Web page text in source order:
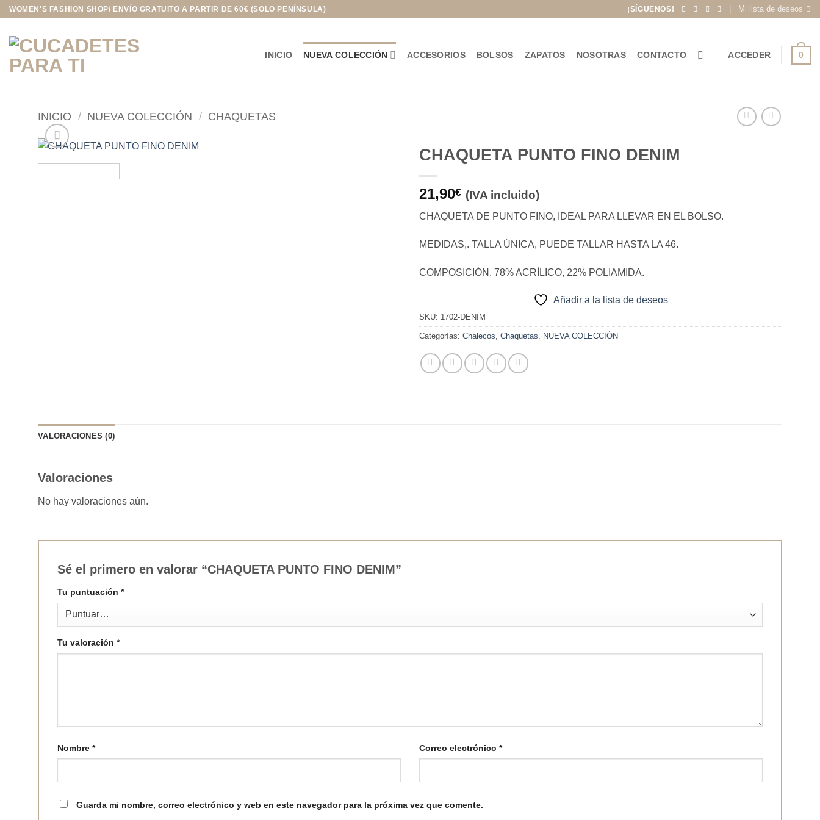
Saltar
contenido
WOMEN'S FASHION SHOP/ ENVÍO GRATUITO A PARTIR DE 60€ (SOLO PENÍNSULA) ¡SÍGUENOS! Mi lista de deseos
INICIO NUEVA COLECCIÓN ACCESORIOS BOLSOS ZAPATOS NOSOTRAS CONTACTO ACCEDER 0
INICIO / NUEVA COLECCIÓN / CHAQUETAS
CHAQUETA PUNTO FINO DENIM
21,90€ (IVA incluido)
CHAQUETA DE PUNTO FINO, IDEAL PARA LLEVAR EN EL BOLSO.
MEDIDAS,. TALLA ÚNICA, PUEDE TALLAR HASTA LA 46.
COMPOSICIÓN. 78% ACRÍLICO, 22% POLIAMIDA.
Añadir a la lista de deseos
SKU: 1702-DENIM
Categorías: Chalecos, Chaquetas, NUEVA COLECCIÓN
VALORACIONES (0)
Valoraciones
No hay valoraciones aún.
Sé el primero en valorar “CHAQUETA PUNTO FINO DENIM”
Tu puntuación *
Tu valoración *
Nombre * Correo electrónico *
Guarda mi nombre, correo electrónico y web en este navegador para la próxima vez que comente.